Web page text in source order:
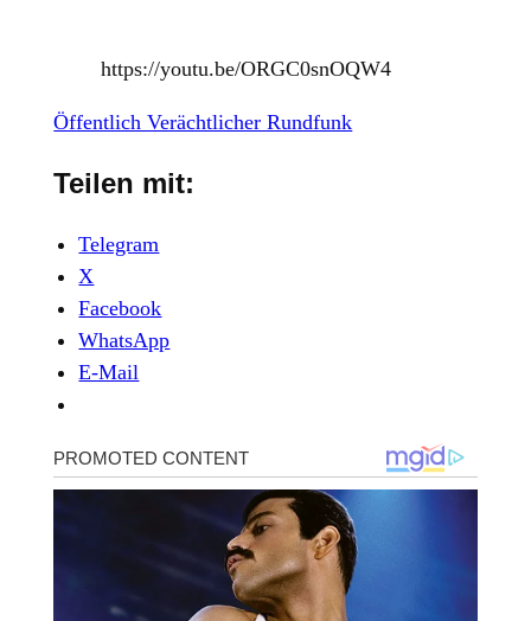
https://youtu.be/ORGC0snOQW4
Öffentlich Verächtlicher Rundfunk
Teilen mit:
Telegram
X
Facebook
WhatsApp
E-Mail